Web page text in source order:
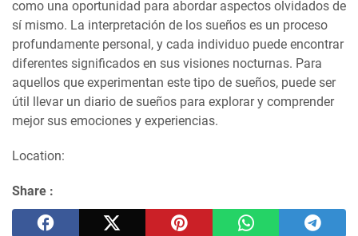
como una oportunidad para abordar aspectos olvidados de
sí mismo. La interpretación de los sueños es un proceso
profundamente personal, y cada individuo puede encontrar
diferentes significados en sus visiones nocturnas. Para
aquellos que experimentan este tipo de sueños, puede ser
útil llevar un diario de sueños para explorar y comprender
mejor sus emociones y experiencias.
Location:
Share :